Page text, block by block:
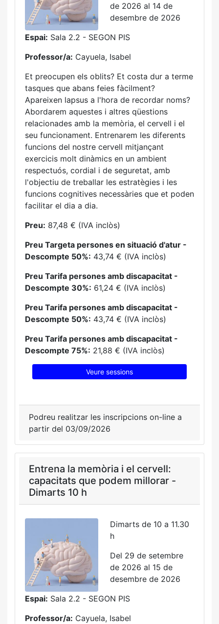
de 2026 al 14 de
desembre de 2026
Espai: Sala 2.2 - SEGON PIS
Professor/a: Cayuela, Isabel
Et preocupen els oblits? Et costa dur a terme
tasques que abans feies fàcilment?
Apareixen lapsus a l'hora de recordar noms?
Abordarem aquestes i altres qüestions
relacionades amb la memòria, el cervell i el
seu funcionament. Entrenarem les diferents
funcions del nostre cervell mitjançant
exercicis molt dinàmics en un ambient
respectuós, cordial i de seguretat, amb
l'objectiu de treballar les estratègies i les
funcions cognitives necessàries que et poden
facilitar el dia a dia.
Preu: 87,48 € (IVA inclòs)
Preu Targeta persones en situació d'atur -
Descompte 50%: 43,74 € (IVA inclòs)
Preu Tarifa persones amb discapacitat -
Descompte 30%: 61,24 € (IVA inclòs)
Preu Tarifa persones amb discapacitat -
Descompte 50%: 43,74 € (IVA inclòs)
Preu Tarifa persones amb discapacitat -
Descompte 75%: 21,88 € (IVA inclòs)
Veure sessions
Podreu realitzar les inscripcions on-line a
partir del 03/09/2026
Entrena la memòria i el cervell:
capacitats que podem millorar -
Dimarts 10 h
Dimarts de 10 a 11.30
h
Del 29 de setembre
de 2026 al 15 de
desembre de 2026
Espai: Sala 2.2 - SEGON PIS
Professor/a: Cayuela, Isabel